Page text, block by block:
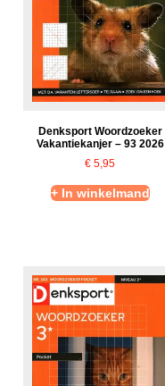
Denksport Woordzoeker
Vakantiekanjer – 93 2026
€ 5,95
+ In winkelmand